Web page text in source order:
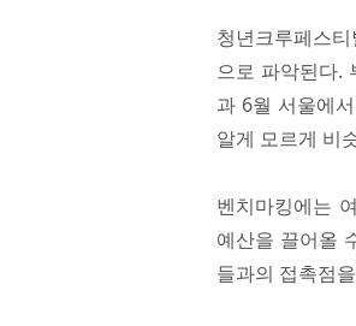
청년크루페스
으로 파악된다.
과 6월 서울에
알게 모르게 비
벤치마킹에는
예산을 끌어올
들과의 접촉점